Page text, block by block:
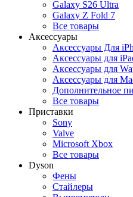
Galaxy S26 Ultra
Galaxy Z Fold 7
Все товары
Аксессуары
Аксессуары Для
Аксессуары для
Аксессуары для
Аксессуары для
Дополнительное
Все товары
Приставки
Sony
Valve
Microsoft Xbox
Все товары
Dyson
Фены
Стайлеры